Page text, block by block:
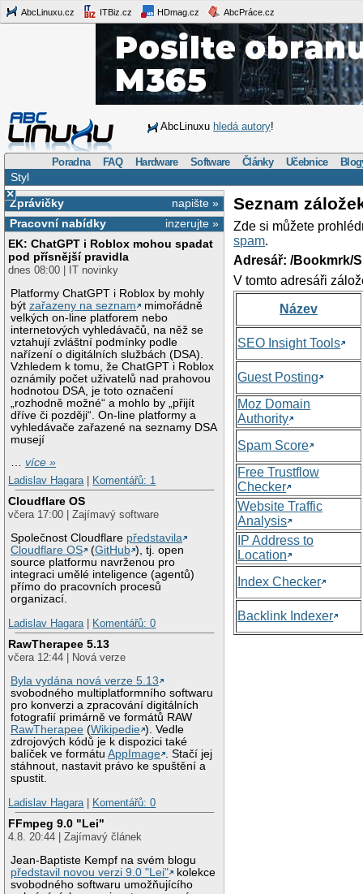
AbcLinuxu.cz ITBiz.cz HDmag.cz AbcPráce.cz
AbcLinuxu hledá autory!
Poradna FAQ Hardware Software Články Učebnice
Styl
×
napište »
Zprávičky
inzerujte »
Pracovní nabídky
EK: ChatGPT i Roblox mohou spadat
pod přísnější pravidla
dnes 08:00 | IT novinky
Platformy ChatGPT i Roblox by mohly
býtzařazeny na seznam
mimořádně
velkých on-line platforem nebo
internetových vyhledávačů, na něž se
vztahují zvláštní podmínky podle
nařízení o digitálních službách (DSA).
Vzhledem k tomu, že ChatGPT i Roblox
oznámily počet uživatelů nad prahovou
hodnotou DSA, je toto označení
„rozhodně možné“ a mohlo by „přijít
dříve či později“. On-line platformy a
vyhledávače zařazené na seznamy DSA
musejí
…více »
Ladislav Hagara
Komentářů: 1
Cloudflare OS
včera 17:00 | Zajímavý software
Společnost Cloudflare představila
Cloudflare OS
(GitHub ), tj. open
source platformu navrženou pro
integraci umělé inteligence (agentů)
přímo do pracovních procesů
organizací.
Ladislav Hagara
Komentářů: 0
RawTherapee 5.13
včera 12:44 | Nová verze
Byla vydána nová verze 5.13
svobodného multiplatformního softwaru
pro konverzi a zpracování digitálních
fotografií primárně ve formátů RAW
RawTherapee (Wikipedie ). Vedle
zdrojových kódů je k dispozici také
balíček ve formátuAppImage . Stačí jej
stáhnout, nastavit právo ke spuštění a
spustit.
Ladislav Hagara
Komentářů: 0
FFmpeg 9.0 "Lei"
4.8. 20:44 | Zajímavý článek
Jean-Baptiste Kempf na svém blogu
představil novou verzi 9.0 "Lei"
kolekce
svobodného softwaru umožňujícího
Seznam
Zde si můžete
spam.
Adresář: /Bookmrk/
V tomto adresáři
Název
SEO Insight Tools
Guest Posting
Moz Domain
Authority
Spam Score
Free Trustflow
Checker
Website Traffic
Analysis
IP Address to
Location
Index Checker
Backlink Indexer